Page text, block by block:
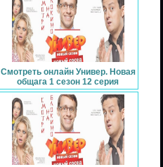
Смотреть онлайн Универ. Новая
общага 1 сезон 12 серия